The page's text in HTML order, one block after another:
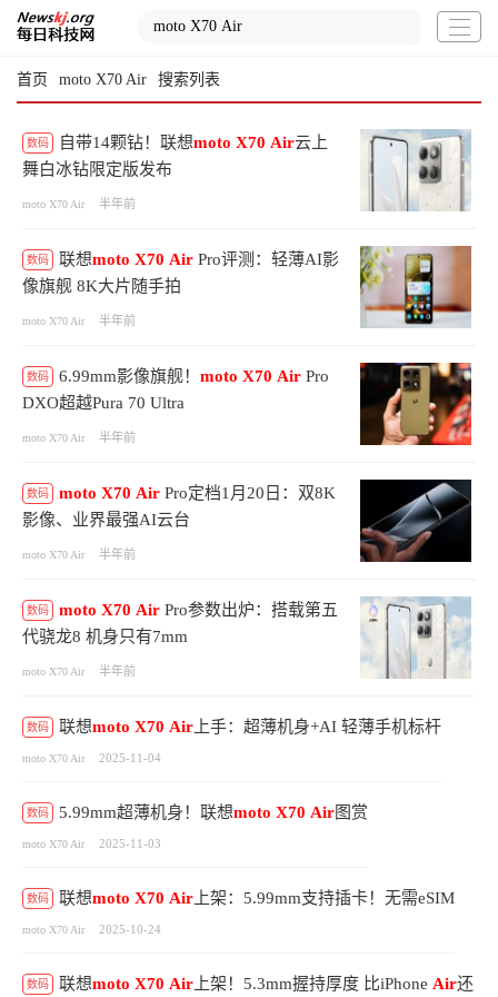
首页 moto X70 Air 搜索列表
数码 自带14颗钻！联想moto X70 Air云上
舞白冰钻限定版发布
moto X70 Air 半年前
数码 联想moto X70 Air Pro评测：轻薄AI影
像旗舰 8K大片随手拍
moto X70 Air 半年前
数码 6.99mm影像旗舰！ moto X70 Air Pro
DXO超越Pura 70 Ultra
moto X70 Air 半年前
数码 moto X70 Air Pro定档1月20日：双8K
影像、业界最强AI云台
moto X70 Air 半年前
数码 moto X70 Air Pro参数出炉：搭载第五
代骁龙8 机身只有7mm
moto X70 Air 半年前
数码 联想moto X70 Air 上手：超薄机身+AI 轻薄手机标杆
moto X70 Air 2025-11-04
数码 5.99mm超薄机身！联想moto X70 Air图赏
moto X70 Air 2025-11-03
数码 联想moto X70 Air 上架：5.99mm支持插卡！无需eSIM
moto X70 Air 2025-10-24
数码 联想moto X70 Air 上架！5.3mm握持厚度 比iPhone Air还